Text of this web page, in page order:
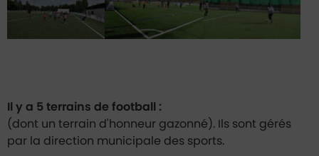
Il y a 5 terrains de football :
(dont un terrain d'honneur gazonné). Ils sont gérés
par la direction municipale des sports.